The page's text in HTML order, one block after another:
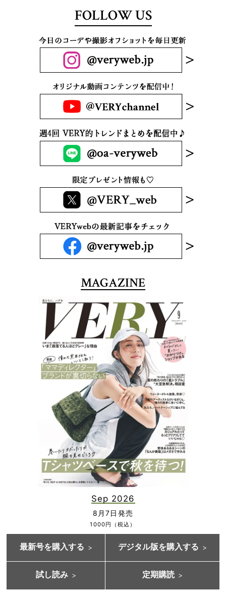
FOLLOW US
MAGAZINE
Sep 2026
8月7日発売
1000円（税込）
最新号を購入する デジタル版を購入する
試し読み 定期購読